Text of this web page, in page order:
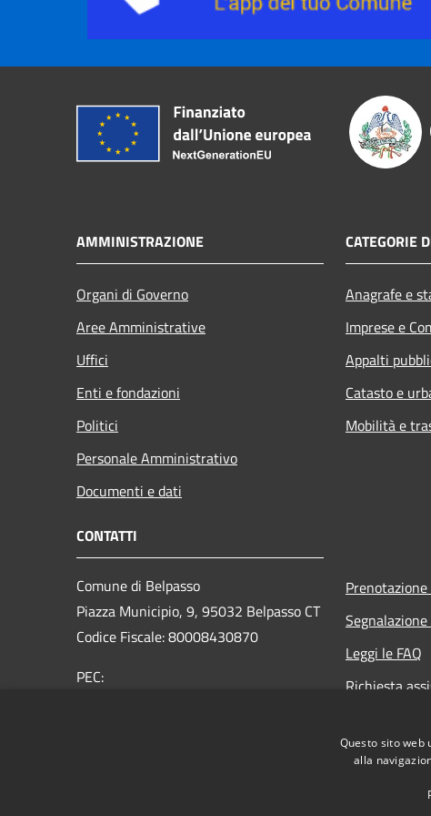
AMMINISTRAZIONE
Organi di Governo
Aree Amministrative
Uffici
Enti e fondazioni
Politici
Personale Amministrativo
Documenti e dati
CATEGORIE
Anagrafe e
Imprese e
Appalti
Catasto e
Mobilità e
CONTATTI
Comune di Belpasso
Piazza Municipio, 9, 95032 Belpasso CT
Codice Fiscale: 80008430870
PEC:
Leggi le FAQ
Richiesta
Questo sito
alla